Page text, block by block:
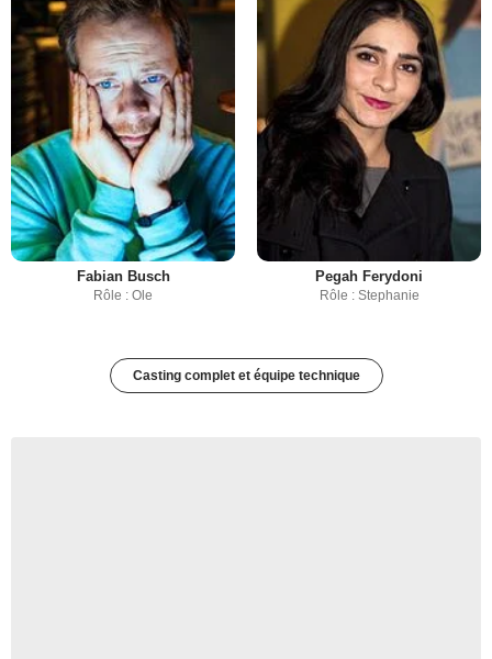
Fabian Busch
Rôle : Ole
Pegah Ferydoni
Rôle : Stephanie
Casting complet et équipe technique